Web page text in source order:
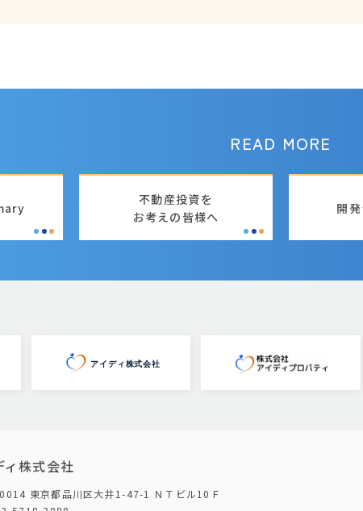
READ MORE
不動産投資を
お考えの皆様へ
開
ィ株式会社
東京都品川区大井1-47-1 ＮＴビル10Ｆ